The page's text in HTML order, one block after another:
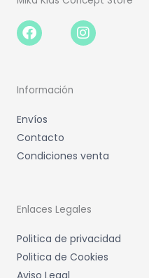
Facebook-
f
Instagram
Información
Envíos
Contacto
Condiciones venta
Enlaces Legales
Politica de privacidad
Politica de Cookies
Aviso Legal